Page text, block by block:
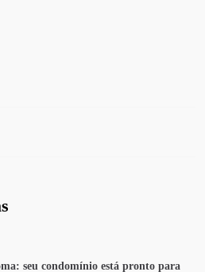
seu condomínio está pronto para